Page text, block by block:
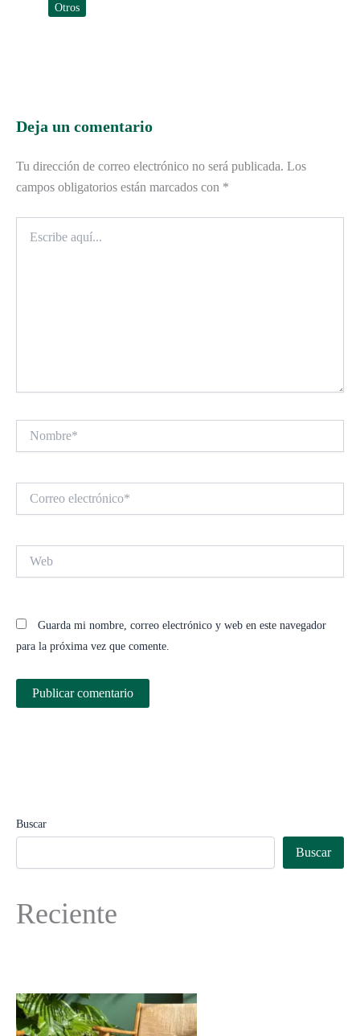
Otros
Deja un comentario
Tu dirección de correo electrónico no será publicada. Los
campos obligatorios están marcados con *
aquí...
electrónico*
Guarda mi nombre, correo electrónico y web en este navegador
para la próxima vez que comente.
Buscar
Buscar
Reciente